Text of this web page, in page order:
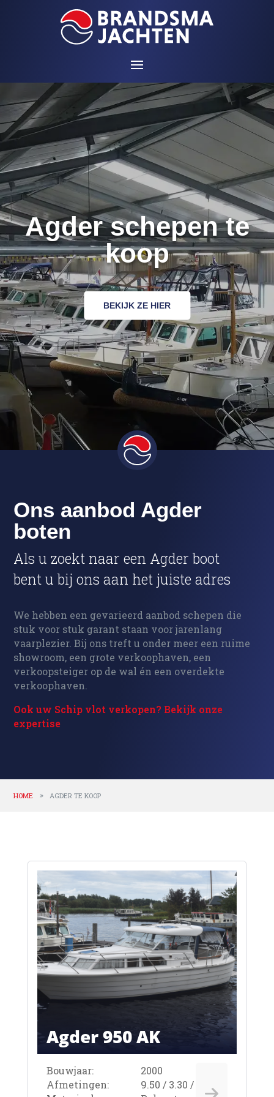
Agder schepen te
koop
BEKIJK ZE HIER
Ons aanbod Agder
boten
Als u zoekt naar een Agder boot
bent u bij ons aan het juiste adres
We hebben een gevarieerd aanbod schepen die
stuk voor stuk garant staan voor jarenlang
vaarplezier. Bij ons treft u onder meer een ruime
showroom, een grote verkoophaven, een
verkoopsteiger op de wal én een overdekte
verkoophaven.
Ook uw Schip vlot verkopen? Bekijk onze
expertise
HOME AGDER TE KOOP
Agder 950 AK
Bouwjaar:
2000
Afmetingen:
9.50 / 3.30 / 0.90m